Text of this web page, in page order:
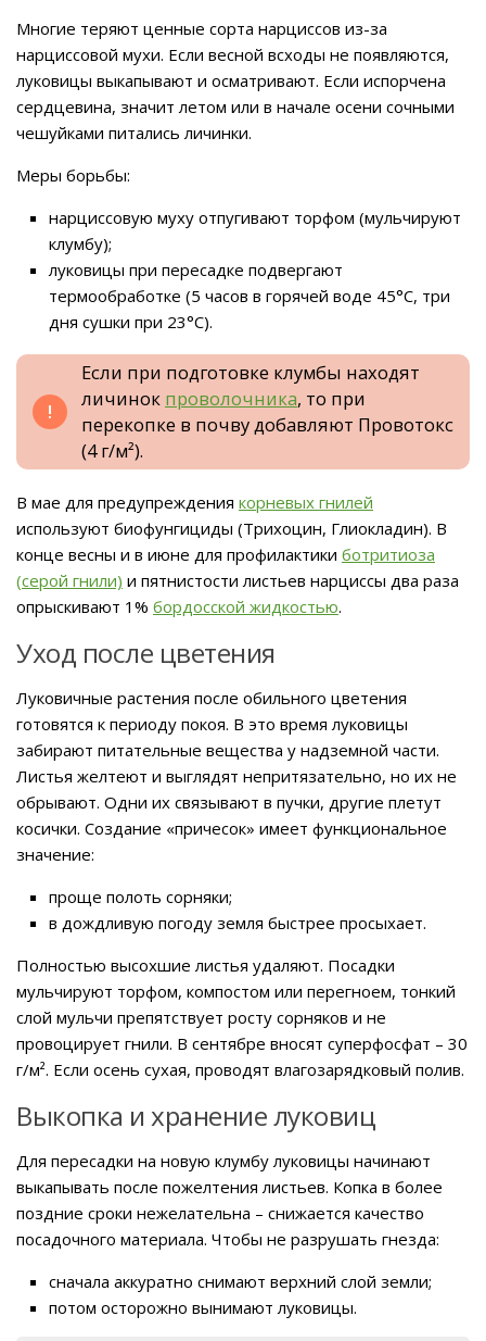
Многие теряют ценные сорта нарциссов из-за
нарциссовой мухи. Если весной всходы не появляются,
луковицы выкапывают и осматривают. Если испорчена
сердцевина, значит летом или в начале осени сочными
чешуйками питались личинки.
Меры борьбы:
нарциссовую муху отпугивают торфом (мульчируют
клумбу);
луковицы при пересадке подвергают
термообработке (5 часов в горячей воде 45°C, три
дня сушки при 23°C).
Если при подготовке клумбы находят
личинок проволочника, то при
перекопке в почву добавляют Провотокс
(4 г/м²).
В мае для предупреждения корневых гнилей
используют биофунгициды (Трихоцин, Глиокладин). В
конце весны и в июне для профилактики ботритиоза
(серой гнили) и пятнистости листьев нарциссы два раза
опрыскивают 1% бордосской жидкостью.
Уход после цветения
Луковичные растения после обильного цветения
готовятся к периоду покоя. В это время луковицы
забирают питательные вещества у надземной части.
Листья желтеют и выглядят непритязательно, но их не
обрывают. Одни их связывают в пучки, другие плетут
косички. Создание «причесок» имеет функциональное
значение:
проще полоть сорняки;
в дождливую погоду земля быстрее просыхает.
Полностью высохшие листья удаляют. Посадки
мульчируют торфом, компостом или перегноем, тонкий
слой мульчи препятствует росту сорняков и не
провоцирует гнили. В сентябре вносят суперфосфат – 30
г/м². Если осень сухая, проводят влагозарядковый полив.
Выкопка и хранение луковиц
Для пересадки на новую клумбу луковицы начинают
выкапывать после пожелтения листьев. Копка в более
поздние сроки нежелательна – снижается качество
посадочного материала. Чтобы не разрушать гнезда:
сначала аккуратно снимают верхний слой земли;
потом осторожно вынимают луковицы.